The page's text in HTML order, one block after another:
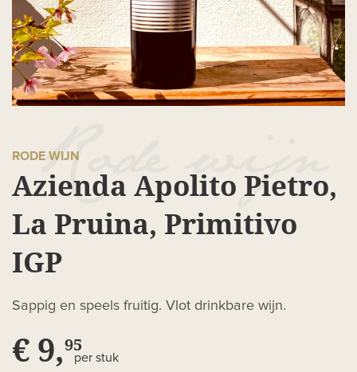
RODE WIJN
Azienda Apolito Pietro,
La Pruina, Primitivo
IGP
Sappig en speels fruitig. Vlot drinkbare wijn.
€ 9,95
per stuk